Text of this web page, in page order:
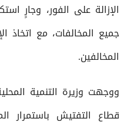
الإزالة على الفور، وجارٍ
جميع المخالفات، مع اتخاذ
المخالفين.
ووجهت وزيرة التنمية
قطاع التفتيش باستمرار